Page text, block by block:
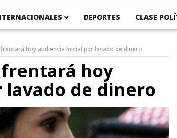
DEPORTES CLASE
hoy audiencia inicial por lavado de dinero
hoy
de dinero